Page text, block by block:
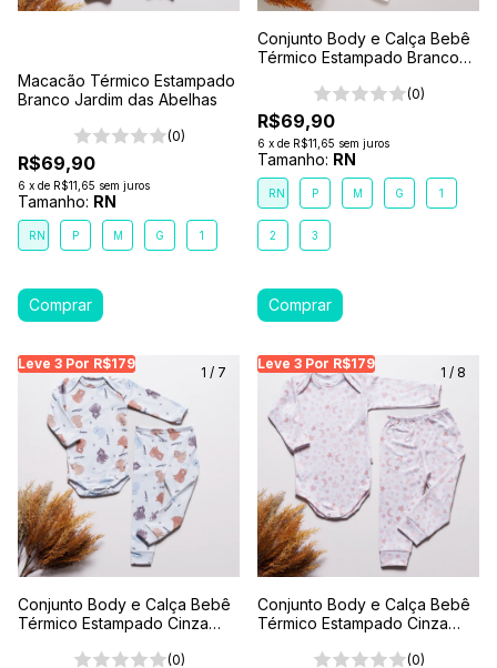
Macacão Térmico Estampado
Branco Jardim das Abelhas
(0)
R$69,90
6 x de R$11,65 sem juros
Tamanho: RN
RN P M G 1
Conjunto Body e Calça Bebê
Térmico Estampado Branco
(0)
R$69,90
6 x de R$11,65 sem juros
Tamanho: RN
RN P M G 1
2 3
Leve 3 Por R$179
Leve 3 Por R$179 Leve 3 Por R$179
1 / 7
Conjunto Body e Calça Bebê
Térmico Estampado Cinza
(0)
Leve 3 Por R$179
Leve 3 Por R$179
1 / 8
Conjunto Body e Calça Bebê
Térmico Estampado Cinza
(0)